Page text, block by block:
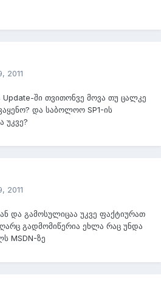
2011
Update-ში თვითონვე მოვა თუ ცალკე
და საბოლოო SP1-ის
უკვე?
2011
და გამოსულიცაა უკვე ფაქტიურათ
გადმომიწერია ეხლა რაც უნდა
MSDN-ზე